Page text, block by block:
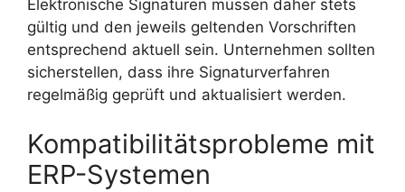
Elektronische Signaturen müssen daher stets
gültig und den jeweils geltenden Vorschriften
entsprechend aktuell sein. Unternehmen sollten
sicherstellen, dass ihre Signaturverfahren
regelmäßig geprüft und aktualisiert werden.
Kompatibilitätsprobleme mit
ERP-Systemen